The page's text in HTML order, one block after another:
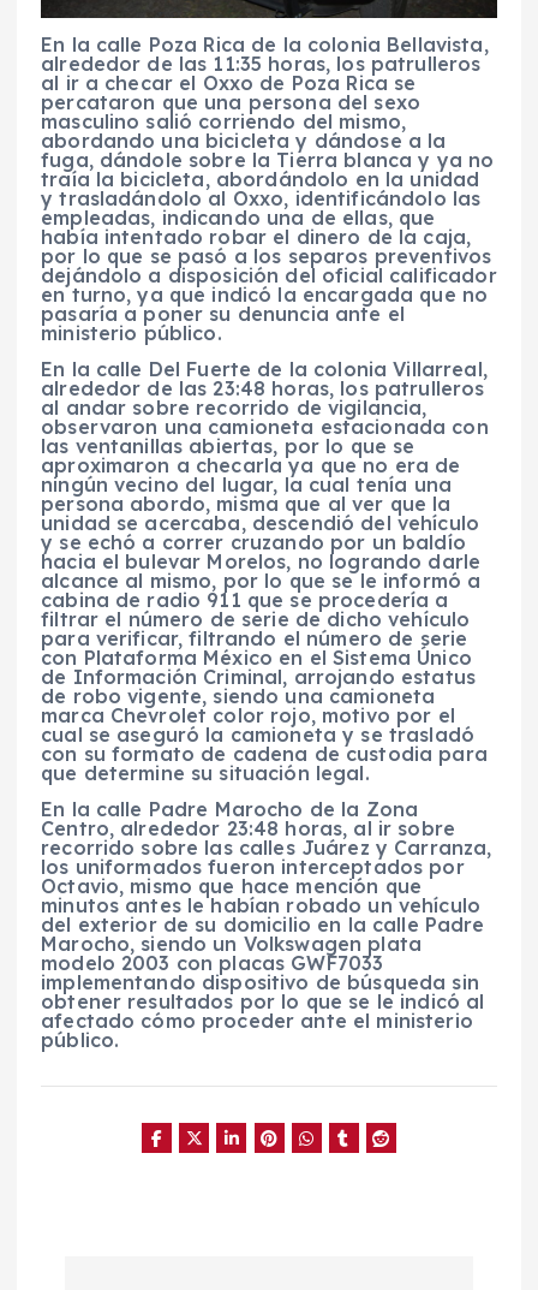
En la calle Poza Rica de la colonia Bellavista,
alrededor de las 11:35 horas, los patrulleros
al ir a checar el Oxxo de Poza Rica se
percataron que una persona del sexo
masculino salió corriendo del mismo,
abordando una bicicleta y dándose a la
fuga, dándole sobre la Tierra blanca y ya no
traía la bicicleta, abordándolo en la unidad
y trasladándolo al Oxxo, identificándolo las
empleadas, indicando una de ellas, que
había intentado robar el dinero de la caja,
por lo que se pasó a los separos preventivos
dejándolo a disposición del oficial calificador
en turno, ya que indicó la encargada que no
pasaría a poner su denuncia ante el
ministerio público.
En la calle Del Fuerte de la colonia Villarreal,
alrededor de las 23:48 horas, los patrulleros
al andar sobre recorrido de vigilancia,
observaron una camioneta estacionada con
las ventanillas abiertas, por lo que se
aproximaron a checarla ya que no era de
ningún vecino del lugar, la cual tenía una
persona abordo, misma que al ver que la
unidad se acercaba, descendió del vehículo
y se echó a correr cruzando por un baldío
hacia el bulevar Morelos, no logrando darle
alcance al mismo, por lo que se le informó a
cabina de radio 911 que se procedería a
filtrar el número de serie de dicho vehículo
para verificar, filtrando el número de serie
con Plataforma México en el Sistema Único
de Información Criminal, arrojando estatus
de robo vigente, siendo una camioneta
marca Chevrolet color rojo, motivo por el
cual se aseguró la camioneta y se trasladó
con su formato de cadena de custodia para
que determine su situación legal.
En la calle Padre Marocho de la Zona
Centro, alrededor 23:48 horas, al ir sobre
recorrido sobre las calles Juárez y Carranza,
los uniformados fueron interceptados por
Octavio, mismo que hace mención que
minutos antes le habían robado un vehículo
del exterior de su domicilio en la calle Padre
Marocho, siendo un Volkswagen plata
modelo 2003 con placas GWF7033
implementando dispositivo de búsqueda sin
obtener resultados por lo que se le indicó al
afectado cómo proceder ante el ministerio
público.